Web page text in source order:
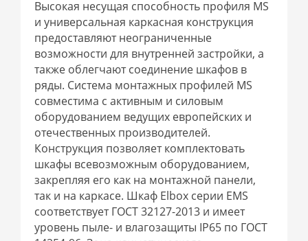
Высокая несущая способность профиля MS
и универсальная каркасная конструкция
предоставляют неограниченные
возможности для внутренней застройки, а
также облегчают соединение шкафов в
ряды. Система монтажных профилей MS
совместима с активным и силовым
оборудованием ведущих европейских и
отечественных производителей.
Конструкция позволяет комплектовать
шкафы всевозможным оборудованием,
закрепляя его как на монтажной панели,
так и на каркасе. Шкаф Elbox серии EMS
соответствует ГОСТ 32127-2013 и имеет
уровень пыле- и влагозащиты IP65 по ГОСТ